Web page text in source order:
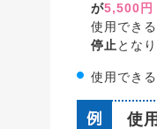
が5,500円
使用でき
停止 とな
使用でき
使